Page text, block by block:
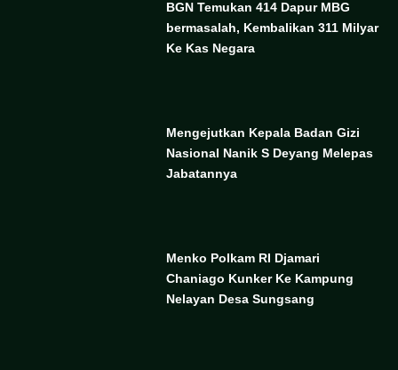
BGN Temukan 414 Dapur MBG
bermasalah, Kembalikan 311 Milyar
Ke Kas Negara
Mengejutkan Kepala Badan Gizi
Nasional Nanik S Deyang Melepas
Jabatannya
Menko Polkam RI Djamari
Chaniago Kunker Ke Kampung
Nelayan Desa Sungsang